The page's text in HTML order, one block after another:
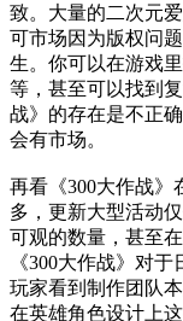
致。大量的二次元
可市场因为版权问
生。你可以在游戏
等，甚至可以找到
战》的存在是不正
会有市场。
再看《300大作战》
多，更新大型活动
可观的数量，甚至
《300大作战》对
玩家看到制作团队
在英雄角色设计上